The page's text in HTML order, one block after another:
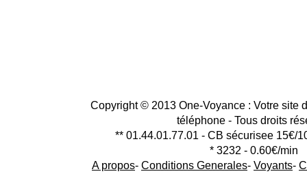
Copyright © 2013 One-Voyance : Votre site
téléphone - Tous droits
** 01.44.01.77.01 - CB sécurisee 15€/
* 3232 - 0.60€/min
A propos- Conditions Generales- Voyants-